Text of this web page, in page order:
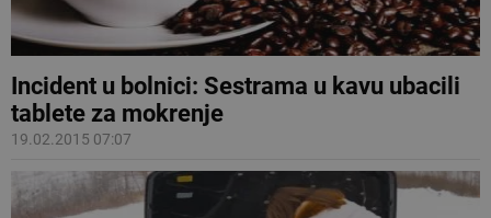
Incident u bolnici: Sestrama u kavu ubacili
tablete za mokrenje
19.02.2015 07:07